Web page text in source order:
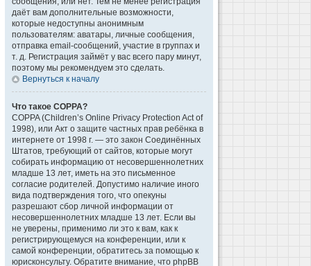
даёт вам дополнительные возможности,
которые недоступны анонимным
пользователям: аватары, личные сообщения,
отправка email-сообщений, участие в группах и
т. д. Регистрация займёт у вас всего пару минут,
поэтому мы рекомендуем это сделать.
Вернуться к началу
Что такое COPPA?
COPPA (Children’s Online Privacy Protection Act of
1998), или Акт о защите частных прав ребёнка в
интернете от 1998 г. — это закон Соединённых
Штатов, требующий от сайтов, которые могут
собирать информацию от несовершеннолетних
младше 13 лет, иметь на это письменное
согласие родителей. Допустимо наличие иного
вида подтверждения того, что опекуны
разрешают сбор личной информации от
несовершеннолетних младше 13 лет. Если вы
не уверены, применимо ли это к вам, как к
регистрирующемуся на конференции, или к
самой конференции, обратитесь за помощью к
юрисконсульту. Обратите внимание, что phpBB